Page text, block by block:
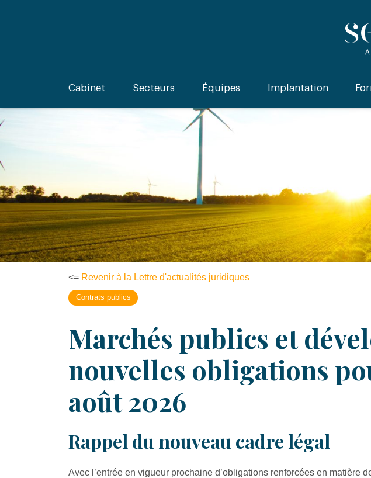
Cabinet Secteurs Équipes Implantation
<= Revenir à la Lettre d'actualités juridiques
Contrats publics
Marchés publics et
nouvelles obligations
août 2026
Rappel du nouveau cadre légal
Avec l’entrée en vigueur prochaine d’obligations renforcées en